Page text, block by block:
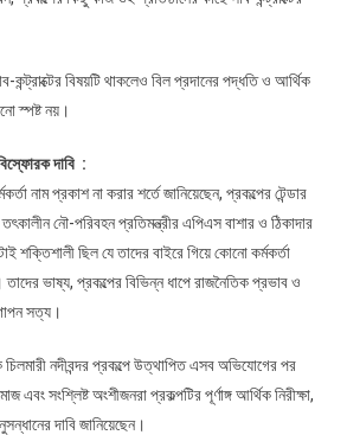
কন্ট্রাক্টের বিষয়টি থাকলেও বিল প্রদানের পদ্ধতি ও আর্থিক
স্পষ্ট নয়।
দাবি :
নাম প্রকাশ না করার শর্তে জানিয়েছেন, প্রকল্পের টেন্ডার
নৌ-পরিবহন প্রতিমন্ত্রীর এপিএস বাশার ও ঠিকাদার
শক্তিশালী ছিল যে তাদের বাইরে গিয়ে কোনো কর্মকর্তা
তাদের ভাষ্য, প্রকল্পের বিভিন্ন ধাপে রাজনৈতিক প্রভাব ও
সত্য।
চিলমারী নদীবন্দর প্রকল্পে উত্থাপিত এসব অভিযোগের পর
এবং সংশ্লিষ্ট অংশীজনরা প্রকল্পটির পূর্ণাঙ্গ আর্থিক নিরীক্ষা,
দাবি জানিয়েছেন।